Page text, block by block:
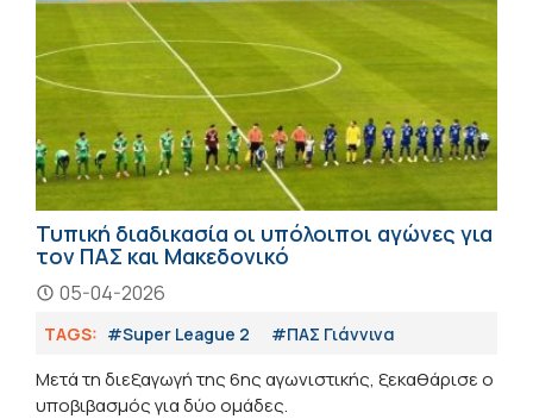
Τυπική διαδικασία οι υπόλοιποι αγώνες για
τον ΠΑΣ και Μακεδονικό
05-04-2026
TAGS: #Super League 2 #ΠΑΣ Γιάννινα
Μετά τη διεξαγωγή της 6ης αγωνιστικής, ξεκαθάρισε ο
υποβιβασμός για δύο ομάδες.